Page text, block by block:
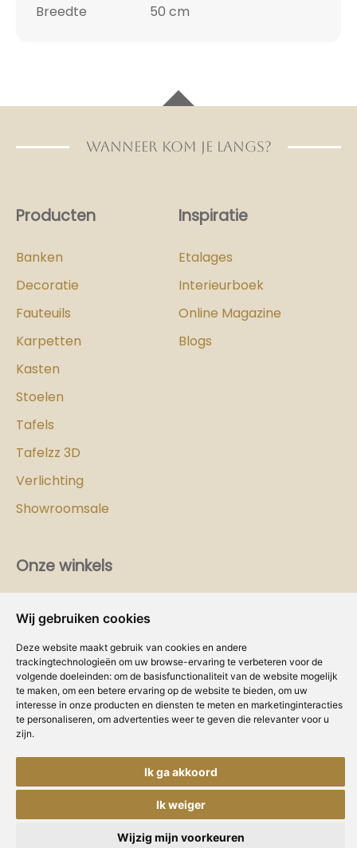
Wij gebruiken cookies
Deze website maakt gebruik van cookies en andere
trackingtechnologieën om uw browse-ervaring te verbeteren voor de
volgende doeleinden: om de basisfunctionaliteit van de website mogelijk
te maken, om een betere ervaring op de website te bieden, om uw
interesse in onze producten en diensten te meten en marketinginteracties
te personaliseren, om advertenties weer te geven die relevanter voor u
zijn.
Ik ga akkoord
Ik weiger
Wijzig mijn voorkeuren
Breedte
50 cm
WANNEER KOM JE LANGS?
Producten
Banken
Decoratie
Fauteuils
Karpetten
Kasten
Stoelen
Tafels
Tafelzz 3D
Verlichting
Showroomsale
Inspiratie
Etalages
Interieurboek
Online Magazine
Blogs
Onze winkels
Dealer worden?
Volg ons
Copyright © Concepts & Companies BV.
Alle rechten voorbehouden.
Privacybeleid|Disclaimer| Cookies